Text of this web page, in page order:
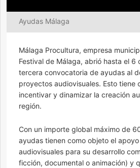
Ayudas Málaga
Málaga Procultura, empresa
Festival de Málaga, abrió hasta el 6
tercera convocatoria de ayudas al
proyectos audiovisuales. Esto tiene
incentivar y dinamizar la creación
región.
Con un importe global máximo de
ayudas tienen como objeto el
audiovisuales para su desarrollo
ficción, documental o animación) y